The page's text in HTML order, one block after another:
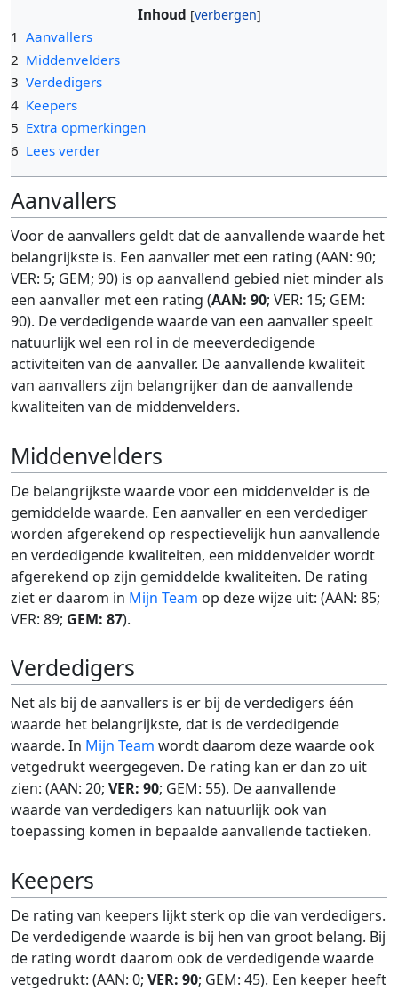
Inhoud
1 Aanvallers
2 Middenvelders
3 Verdedigers
4 Keepers
5 Extra opmerkingen
6 Lees verder
Aanvallers
Voor de aanvallers geldt dat de aanvallende waarde het
belangrijkste is. Een aanvaller met een rating (AAN: 90;
VER: 5; GEM; 90) is op aanvallend gebied niet minder als
een aanvaller met een rating (AAN: 90; VER: 15; GEM:
90). De verdedigende waarde van een aanvaller speelt
natuurlijk wel een rol in de meeverdedigende
activiteiten van de aanvaller. De aanvallende kwaliteit
van aanvallers zijn belangrijker dan de aanvallende
kwaliteiten van de middenvelders.
Middenvelders
De belangrijkste waarde voor een middenvelder is de
gemiddelde waarde. Een aanvaller en een verdediger
worden afgerekend op respectievelijk hun aanvallende
en verdedigende kwaliteiten, een middenvelder wordt
afgerekend op zijn gemiddelde kwaliteiten. De rating
ziet er daarom in Mijn Team op deze wijze uit: (AAN: 85;
VER: 89; GEM: 87).
Verdedigers
Net als bij de aanvallers is er bij de verdedigers één
waarde het belangrijkste, dat is de verdedigende
waarde. In Mijn Team wordt daarom deze waarde ook
vetgedrukt weergegeven. De rating kan er dan zo uit
zien: (AAN: 20; VER: 90; GEM: 55). De aanvallende
waarde van verdedigers kan natuurlijk ook van
toepassing komen in bepaalde aanvallende tactieken.
Keepers
De rating van keepers lijkt sterk op die van verdedigers.
De verdedigende waarde is bij hen van groot belang. Bij
de rating wordt daarom ook de verdedigende waarde
vetgedrukt: (AAN: 0; VER: 90; GEM: 45). Een keeper heeft